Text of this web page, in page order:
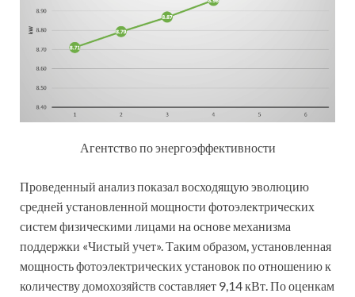
Агентство по энергоэффективности
Проведенный анализ показал восходящую эволюцию
средней установленной мощности фотоэлектрических
систем физическими лицами на основе механизма
поддержки «Чистый учет». Таким образом, установленная
мощность фотоэлектрических установок по отношению к
количеству домохозяйств составляет 9,14 кВт. По оценкам